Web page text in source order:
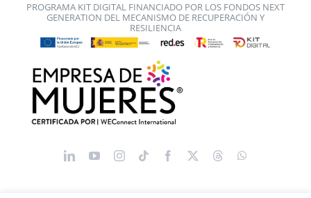
PROGRAMA KIT DIGITAL FINANCIADO POR LOS FONDOS NEXT
GENERATION DEL MECANISMO DE RECUPERACIÓN Y
RESILIENCIA